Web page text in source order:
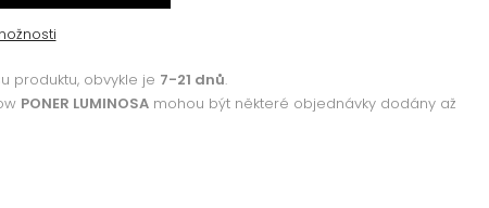
produktu, obvykle je 7-21 dnů.
PONER LUMINOSA mohou být některé objednávky dodány až